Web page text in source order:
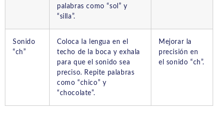
palabras como “sol” y
“silla”.
Sonido
“ch”
Coloca la lengua en el
techo de la boca y exhala
para que el sonido sea
preciso. Repite palabras
como “chico” y
“chocolate”.
Mejorar la
precisión en
el sonido “ch”.